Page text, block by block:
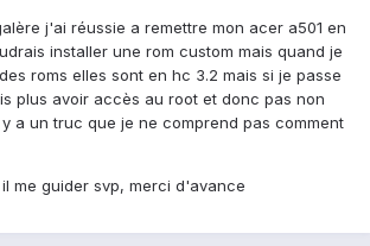
j'ai réussie a remettre mon acer a501 en
installer une rom custom mais quand je
roms elles sont en hc 3.2 mais si je passe
plus avoir accès au root et donc pas non
a un truc que je ne comprend pas comment
me guider svp, merci d'avance